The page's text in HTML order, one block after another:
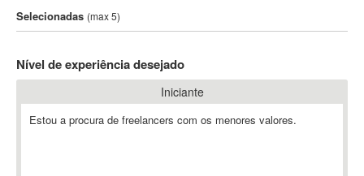
3DS Max
3GSM
802.11
A-GPS
Selecionadas (max 5)
Nível de experiência desejado
Iniciante
Estou a procura de freelancers com os menores valores.